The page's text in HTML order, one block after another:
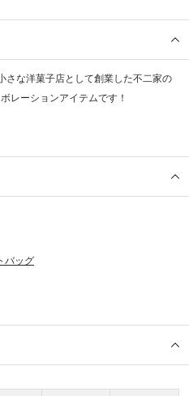
な洋菓子店として創業した不二家の
レーションアイテムです！
バッグ